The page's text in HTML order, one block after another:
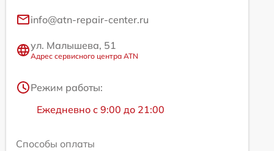
info@atn-repair-center.ru
ул. Малышева, 51
Адрес сервисного центра ATN
Режим работы:
Ежедневно с 9:00 до 21:00
Способы оплаты